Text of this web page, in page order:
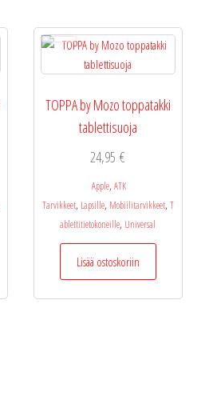
TOPPA by Mozo toppatakki
tablettisuoja
24,95€
Apple, ATK
Tarvikkeet, Lapsille, Mobiilitarvikkeet, T
ablettitietokoneille, Universal
Lisää ostoskoriin